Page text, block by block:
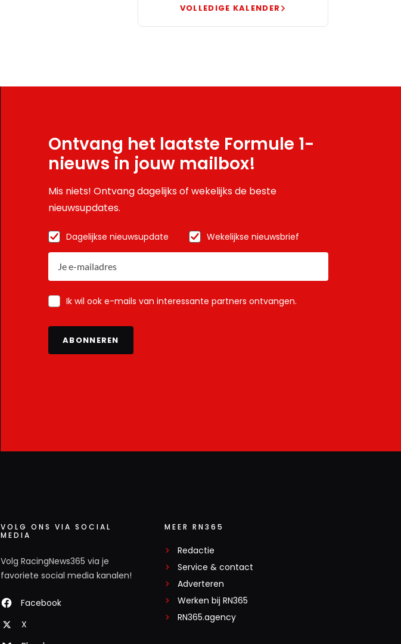
VOLLEDIGE KALENDER
Ontvang het laatste Formule 1-
nieuws in jouw mailbox!
Mis niets! Ontvang dagelijks of wekelijks de beste
nieuwsupdates.
Dagelijkse nieuwsupdate Wekelijkse nieuwsbrief
Ik wil ook e-mails van interessante partners ontvangen.
ABONNEREN
VOLG ONS VIA SOCIAL
MEDIA
Volg RacingNews365 via je
favoriete social media kanalen!
Facebook
X
MEER RN365
Redactie
Service & contact
Adverteren
Werken bij RN365
RN365.agency